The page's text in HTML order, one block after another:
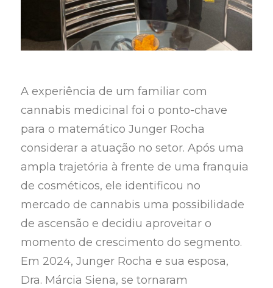
A experiência de um familiar com
cannabis medicinal foi o ponto-chave
para o matemático Junger Rocha
considerar a atuação no setor. Após uma
ampla trajetória à frente de uma franquia
de cosméticos, ele identificou no
mercado de cannabis uma possibilidade
de ascensão e decidiu aproveitar o
momento de crescimento do segmento.
Em 2024, Junger Rocha e sua esposa,
Dra. Márcia Siena, se tornaram